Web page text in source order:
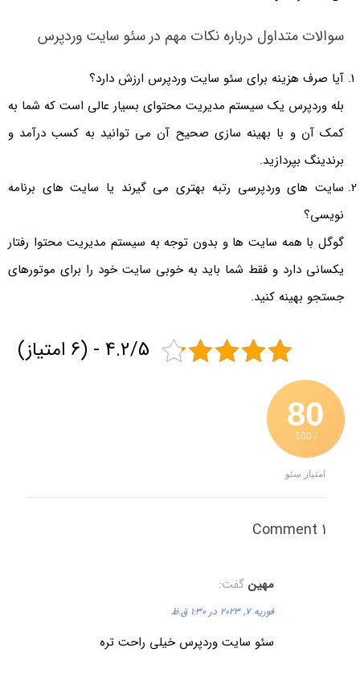
سوالات متداول درباره نکات مهم در سئو سایت وردپرس
آیا صرف هزینه برای سئو سایت وردپرس ارزش دارد؟
بله وردپرس یک سیستم مدیریت محتوای بسیار عالی است که شما به
کمک آن و با بهینه سازی صحیح آن می توانید به کسب درآمد و
برندینگ بپردازید.
سایت های وردپرسی رتبه بهتری می گیرند یا سایت های برنامه
نویسی؟
گوگل با همه سایت ها و بدون توجه به سیستم مدیریت محتوا رفتار
یکسانی دارد و فقط شما باید به خوبی سایت خود را برای موتورهای
جستجو بهینه کنید.
4.2/5 - (6 امتیاز)
80
/ 100
امتیاز سئو
مهین گفت:
فوریه 7, 2023 در 1:30 ق.ظ
سئو سایت وردپرس خیلی راحت تره